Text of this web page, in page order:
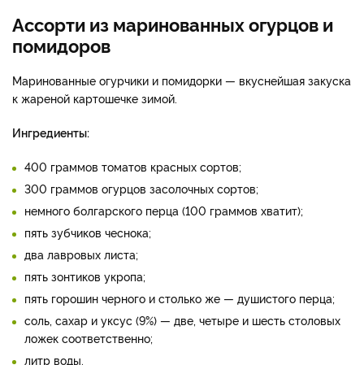
Ассорти из маринованных огурцов и
помидоров
Маринованные огурчики и помидорки — вкуснейшая закуска
к жареной картошечке зимой.
Ингредиенты:
400 граммов томатов красных сортов;
300 граммов огурцов засолочных сортов;
немного болгарского перца (100 граммов хватит);
пять зубчиков чеснока;
два лавровых листа;
пять зонтиков укропа;
пять горошин черного и столько же — душистого перца;
соль, сахар и уксус (9%) — две, четыре и шесть столовых
ложек соответственно;
литр воды.